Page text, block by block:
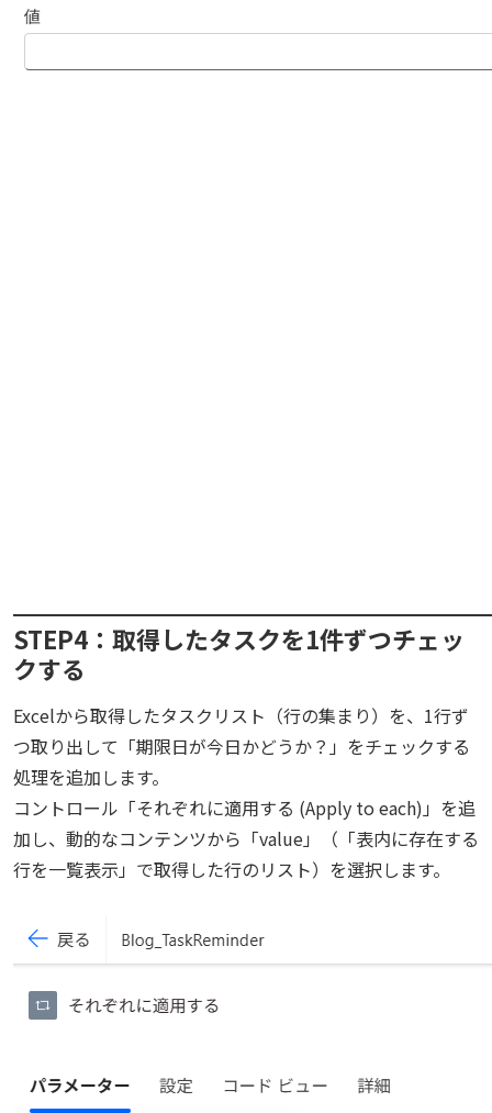
STEP4：取得したタスクを1件ずつチェッ
クする
Excelから取得したタスクリスト（行の集まり）を、1行ず
つ取り出して「期限日が今日かどうか？」をチェックする
処理を追加します。
コントロール「それぞれに適用する (Apply to each)」を追
加し、動的なコンテンツから「value」（「表内に存在する
行を一覧表示」で取得した行のリスト）を選択します。